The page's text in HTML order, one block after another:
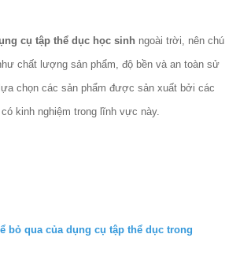
cụ tập thể dục học sinh ngoài trời, nên chú
chất lượng sản phẩm, độ bền và an toàn sử
chọn các sản phẩm được sản xuất bởi các
kinh nghiệm trong lĩnh vực này.
bỏ qua của dụng cụ tập thể dục trong